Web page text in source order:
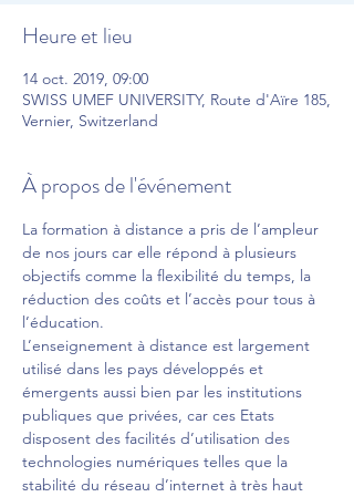
Heure et lieu
14 oct. 2019, 09:00
SWISS UMEF UNIVERSITY, Route d'Aïre 185,
Vernier, Switzerland
À propos de l'événement
La formation à distance a pris de l’ampleur
de nos jours car elle répond à plusieurs
objectifs comme la flexibilité du temps, la
réduction des coûts et l’accès pour tous à
l’éducation.
L’enseignement à distance est largement
utilisé dans les pays développés et
émergents aussi bien par les institutions
publiques que privées, car ces Etats
disposent des facilités d’utilisation des
technologies numériques telles que la
stabilité du réseau d’internet à très haut